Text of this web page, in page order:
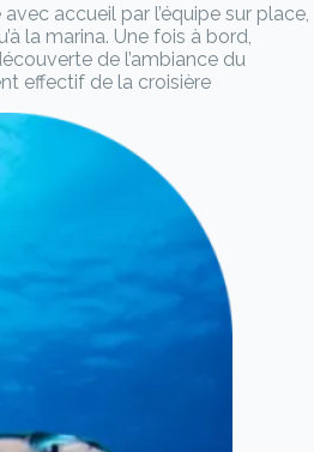
accueil par l’équipe sur place,
la marina. Une fois à bord,
de l’ambiance du
effectif de la croisière